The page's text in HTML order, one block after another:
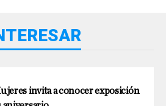
invita a conocer exposición